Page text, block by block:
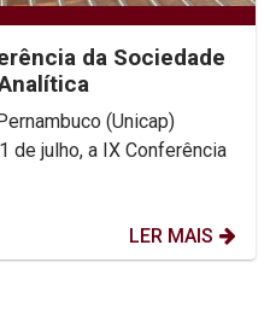
da Sociedade
(Unicap)
de julho, a IX Conferência
LER MAIS